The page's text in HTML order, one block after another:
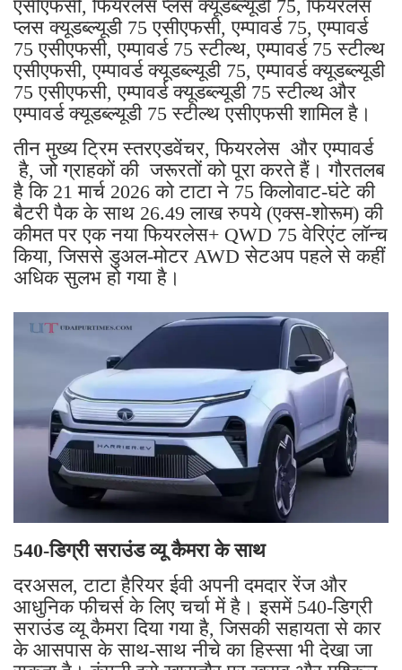
एसीएफसी, फियरलेस प्लस क्यूडब्ल्यूडी 75, फियरलेस
प्लस क्यूडब्ल्यूडी 75 एसीएफसी, एम्पावर्ड 75, एम्पावर्ड
75 एसीएफसी, एम्पावर्ड 75 स्टील्थ, एम्पावर्ड 75 स्टील्थ
एसीएफसी, एम्पावर्ड क्यूडब्ल्यूडी 75, एम्पावर्ड क्यूडब्ल्यूडी
75 एसीएफसी, एम्पावर्ड क्यूडब्ल्यूडी 75 स्टील्थ और
एम्पावर्ड क्यूडब्ल्यूडी 75 स्टील्थ एसीएफसी शामिल है।
तीन मुख्य ट्रिम स्तरएडवेंचर, फियरलेस और एम्पावर्ड
है, जो ग्राहकों की जरूरतों को पूरा करते हैं। गौरतलब
है कि 21 मार्च 2026 को टाटा ने 75 किलोवाट-घंटे की
बैटरी पैक के साथ 26.49 लाख रुपये (एक्स-शोरूम) की
कीमत पर एक नया फियरलेस+ QWD 75 वेरिएंट लॉन्च
किया, जिससे डुअल-मोटर AWD सेटअप पहले से कहीं
अधिक सुलभ हो गया है।
540-डिग्री सराउंड व्यू कैमरा के साथ
दरअसल, टाटा हैरियर ईवी अपनी दमदार रेंज और
आधुनिक फीचर्स के लिए चर्चा में है। इसमें 540-डिग्री
सराउंड व्यू कैमरा दिया गया है, जिसकी सहायता से कार
के आसपास के साथ-साथ नीचे का हिस्सा भी देखा जा